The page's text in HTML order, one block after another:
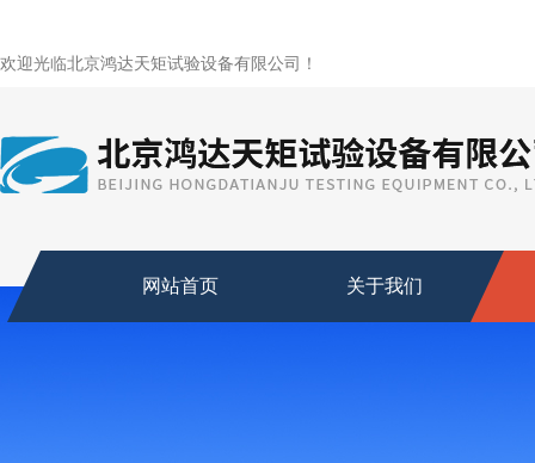
欢迎光临北京鸿达天矩试验设备有限公司！
网站首页 关于我们